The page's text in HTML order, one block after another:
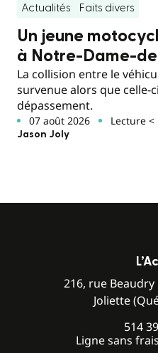
Actualités Faits divers
Un jeune
à Notre-Dame-
La collision entre le
survenue alors que
dépassement.
07 août 2026 Lecture
Jason Joly
216, rue
Joliette
514
Ligne sans